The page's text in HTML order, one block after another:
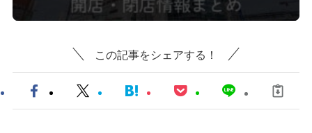
この記事をシェアする！